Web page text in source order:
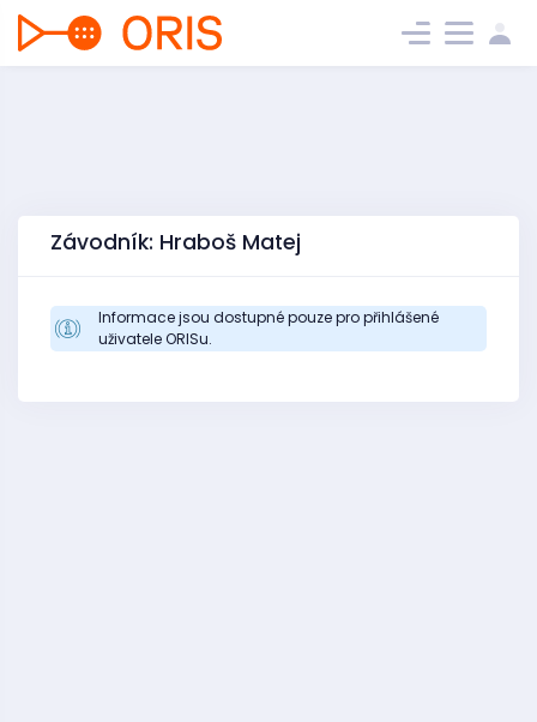
Závodník: Hraboš Matej
Informace jsou dostupné pouze pro přihlášené
uživatele ORISu.